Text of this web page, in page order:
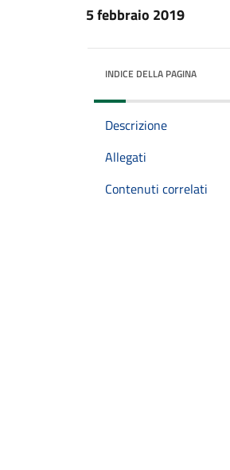
5 febbraio 2019
INDICE DELLA PAGINA
Descrizione
Allegati
Contenuti correlati